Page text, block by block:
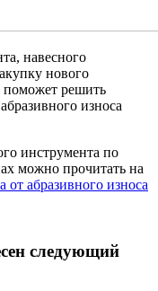
навесного
нового
поможет решить
износа
инструмента по
можно прочитать на
от абразивного износа
следующий